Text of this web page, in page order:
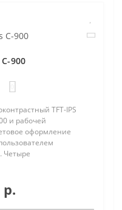
900
TFT-IPS
и рабочей
оформление
Четыре
р.